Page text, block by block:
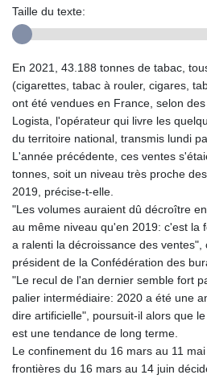
Taille du texte:
En 2021, 43.188 tonnes de tabac,
(cigarettes, tabac à rouler, cigares,
ont été vendues en France, selon
Logista, l'opérateur qui livre les
du territoire national, transmis lundi
L'année précédente, ces ventes
tonnes, soit un niveau très proche
2019, précise-t-elle.
"Les volumes auraient dû décroître
au même niveau qu'en 2019: c'est la
a ralenti la décroissance des ventes",
président de la Confédération des
"Le recul de l'an dernier semble fort
palier intermédiaire: 2020 a été une
dire artificielle", poursuit-il alors que
est une tendance de long terme.
Le confinement du 16 mars au 11
frontières du 16 mars au 14 juin